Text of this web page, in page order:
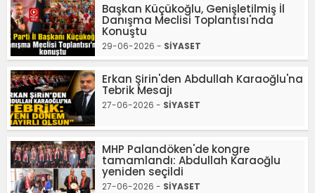
Başkan Küçükoğlu, Genişletilmiş İl
Danışma Meclisi Toplantısı'nda
Konuştu
29-06-2026 - SİYASET
Erkan Şirin'den Abdullah Karaoğlu'na
Tebrik Mesajı
27-06-2026 - SİYASET
MHP Palandöken'de kongre
tamamlandı: Abdullah Karaoğlu
yeniden seçildi
27-06-2026 - SİYASET